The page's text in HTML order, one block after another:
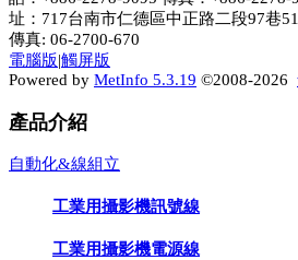
址：717台南市仁德區中正路二段97巷
傳真: 06-2700-670
電腦版|觸屏版
Powered by MetInfo 5.3.19 ©2008-2026
產品介紹
自動化&線組立
工業用攝影機訊號線
工業用攝影機電源線